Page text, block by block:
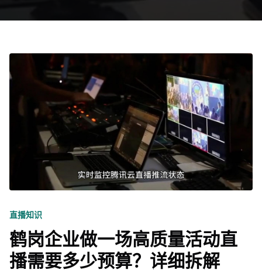
直播知识
鹤岗企业做一场高质量活动直
播需要多少预算？详细拆解